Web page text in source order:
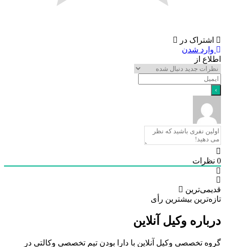
در
شدن
از
بیشترین رأی
وکیل آنلاین
تخصصی وکیل آنلاین با دارا بودن تیم تخصصی وکالتی در